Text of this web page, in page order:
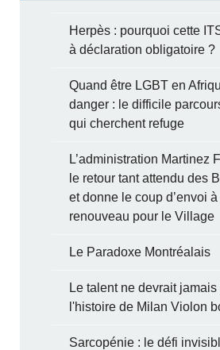
Herpès : pourquoi cette
à déclaration obligatoire ?
Quand être LGBT en
danger : le difficile
qui cherchent refuge
L’administration Martinez
le retour tant attendu des
et donne le coup d’envoi
renouveau pour le Village
Le Paradoxe Montréalais
Le talent ne devrait
l'histoire de Milan Violon
Sarcopénie : le défi